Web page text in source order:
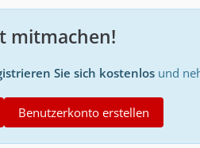
mitmachen!
Sie sich kostenlosund
Benutzerkonto erstellen